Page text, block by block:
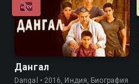
Дангал
Dangal • 2016, Индия, Биография